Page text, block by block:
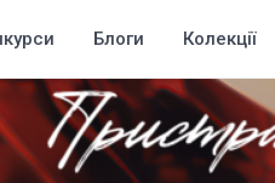
Блоги Колекції